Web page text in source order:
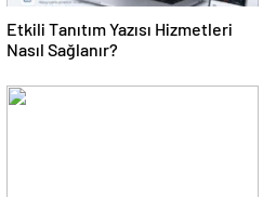
Etkili Tanıtım Yazısı Hizmetleri
Nasıl Sağlanır?